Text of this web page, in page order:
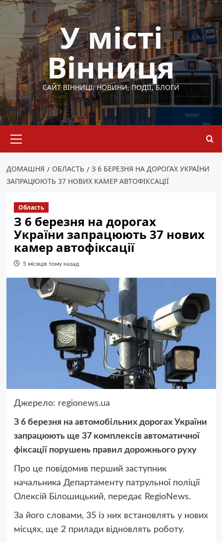
Перейти
до
вмісту
У місті
Вінниця
САЙТ ВІННИЦІ: НОВИНИ, ПОДІЇ, БЛОГИ
меню
ДОМАШНЯ ОБЛАСТЬ
З 6 БЕРЕЗНЯ НА ДОРОГАХ УКРАЇНИ
ЗАПРАЦЮЮТЬ 37 НОВИХ КАМЕР АВТОФІКСАЦІЇ
Область
З 6 березня на дорогах
України запрацюють 37 нових
камер автофіксації
5 місяців тому назад
Джерело: regionews.ua
З 6 березня на автомобільних дорогах України
запрацюють ще 37 комплексів автоматичної
фіксації порушень правил дорожнього руху
Про це повідомив перший заступник
начальника Департаменту патрульної поліції
Олексій Білошицький, передає RegioNews.
За його словами, 35 із них встановлять у нових
місцях, ще 2 прилади відновлять роботу.